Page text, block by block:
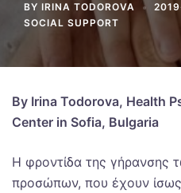
BY IRINA TODOROVA
SOCIAL SUPPORT
By Irina Todorova, Health
Center in Sofia, Bulgaria
Η φροντίδα της γήρανσης
προσώπων, που έχουν